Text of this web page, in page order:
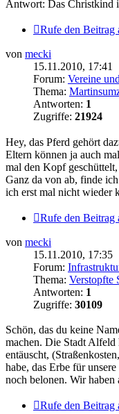
Antwort: Das Christkind
Rufe den Beitrag
von mecki
15.11.2010, 17:41
Forum: Vereine
Thema:
Antworten: 1
Zugriffe: 21924
Hey, das Pferd gehört
Eltern können ja auch
mal den Kopf
Ganz da von ab, finde
ich erst mal nicht wieder
Rufe den Beitrag
von mecki
15.11.2010, 17:35
Forum:
Thema: Verstopfte
Antworten: 1
Zugriffe: 30109
Schön, das du keine
machen. Die Stadt
entäuscht,
habe, das Erbe für
noch belonen. Wir haben
Rufe den Beitrag